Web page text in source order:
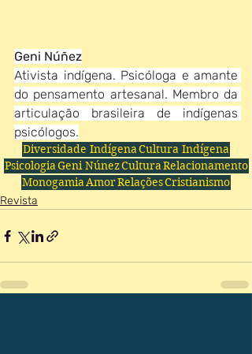
Geni Núñez
Ativista indígena. Psicóloga e amante
do pensamento artesanal. Membro da
articulação brasileira de indígenas
psicólogos.
Diversidade IndígenaCultura Indígena
PsicologiaGeni NúnezCulturaRelacionamento
MonogamiaAmorRelaçõesCristianismo
Revista